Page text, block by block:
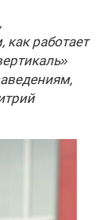
работает